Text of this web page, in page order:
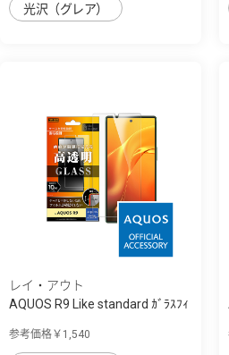
光沢（グレア）
レイ・アウト
AQUOS R9 Like standard ｶﾞﾗｽﾌｨ
参考価格￥1,540